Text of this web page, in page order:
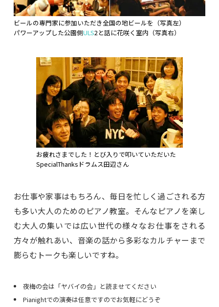
ビールの専門家に参加いただき全国の地ビールを（写真左）
パワーアップした公園側ULS2と話に花咲く室内（写真右）
お疲れさまでした！とび入りで叩いていただいた
SpecialThanksドラムス田辺さん
お仕事や家事はもちろん、毎日を忙しく過ごされる方
も多い大人のためのピアノ教室。そんなピアノを楽し
む大人の集いでは広い世代の様々なお仕事をされる
方々が触れあい、音楽の話から多彩なカルチャーまで
膨らむトークも楽しいですね。
夜梅の会は「ヤバイの会」と読ませてください
Pianightでの演奏は任意ですのでお気軽にどうぞ